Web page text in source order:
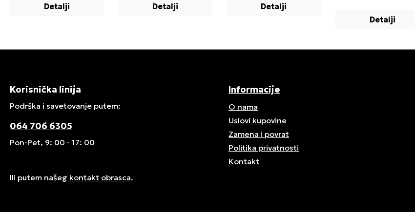
Detalji Detalji Detalji
Detalji
Korisnička linija
Podrška i savetovanje putem:
064 706 6305
Pon-Pet, 9: 00 - 17: 00
Ili putem našeg kontakt obrasca.
Informacije
O nama
Uslovi kupovine
Zamena i povrat
Politika privatnosti
Kontakt